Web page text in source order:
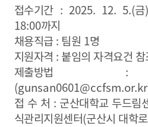
접수기간 : 2025. 12. 5.(금
18:00까지
채용직급: 팀원 1명
지원자격 : 붙임의 자격요건
제출방법 :
접 수 처 : 군산대학교 두드림
식관리지원센터(군산시 대학